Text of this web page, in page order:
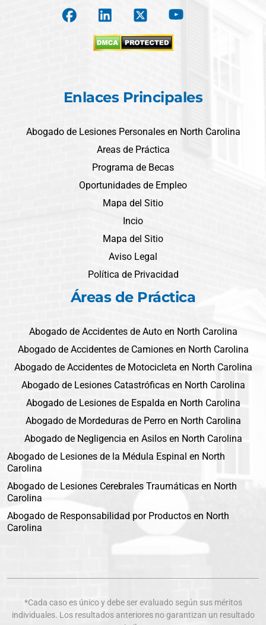
Enlaces Principales
Abogado de Lesiones Personales en North Carolina
Areas de Práctica
Programa de Becas
Oportunidades de Empleo
Mapa del Sitio
Incio
Mapa del Sitio
Aviso Legal
Política de Privacidad
Áreas de Práctica
Abogado de Accidentes de Auto en North Carolina
Abogado de Accidentes de Camiones en North Carolina
Abogado de Accidentes de Motocicleta en North Carolina
Abogado de Lesiones Catastróficas en North Carolina
Abogado de Lesiones de Espalda en North Carolina
Abogado de Mordeduras de Perro en North Carolina
Abogado de Negligencia en Asilos en North Carolina
Abogado de Lesiones de la Médula Espinal en North
Carolina
Abogado de Lesiones Cerebrales Traumáticas en North
Carolina
Abogado de Responsabilidad por Productos en North
Carolina
*Cada caso es único y debe ser evaluado según sus méritos
individuales. Los resultados anteriores no garantizan un resultado